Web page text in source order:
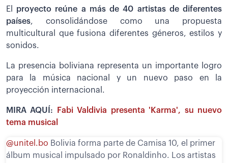
El proyecto reúne a más de 40 artistas de diferentes
países, consolidándose como una propuesta
multicultural que fusiona diferentes géneros, estilos y
sonidos.
La presencia boliviana representa un importante logro
para la música nacional y un nuevo paso en la
proyección internacional.
MIRA AQUÍ:
Fabi Valdivia presenta 'Karma', su nuevo
tema musical
@unitel.bo Bolivia forma parte de Camisa 10, el primer
álbum musical impulsado por Ronaldinho. Los artistas